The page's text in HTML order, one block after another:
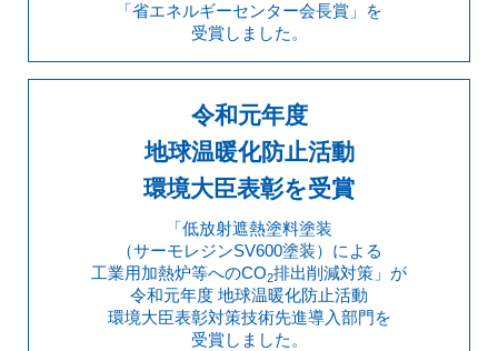
「省エネルギーセンター会長賞」を
受賞しました。
令和元年度
地球温暖化防止活動
環境大臣表彰を受賞
「低放射遮熱塗料塗装
（サーモレジンSV600塗装） による
工業用加熱炉等へのCO2排出削減対策」が
令和元年度 地球温暖化防止活動
環境大臣表彰対策技術先進導入部門を
受賞しました。